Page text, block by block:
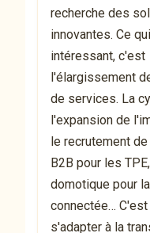
recherche des
innovantes. Ce
intéressant, c'est
l'élargissement
de services. La
l'expansion de
le recrutement
B2B pour les
domotique pour
connectée…
s'adapter à la